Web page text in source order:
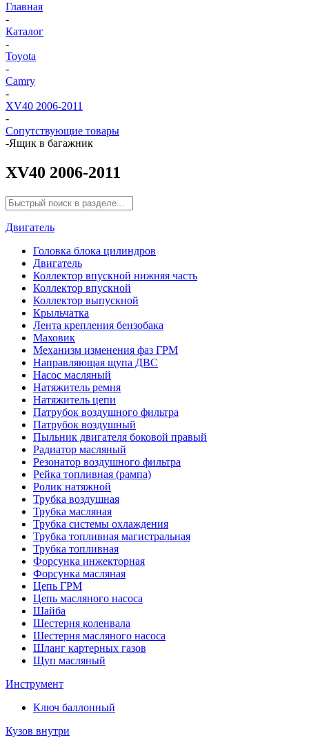
Главная
-
Каталог
-
Toyota
-
Camry
-
XV40 2006-2011
-
Сопутствующие товары
-Ящик в багажник
XV40 2006-2011
Двигатель
Головка блока цилиндров
Двигатель
Коллектор впускной нижняя часть
Коллектор впускной
Коллектор выпускной
Крыльчатка
Лента крепления бензобака
Маховик
Механизм изменения фаз ГРМ
Направляющая щупа ДВС
Насос масляный
Натяжитель ремня
Натяжитель цепи
Патрубок воздушного фильтра
Патрубок воздушный
Пыльник двигателя боковой правый
Радиатор масляный
Резонатор воздушного фильтра
Рейка топливная (рампа)
Ролик натяжной
Трубка воздушная
Трубка масляная
Трубка системы охлаждения
Трубка топливная магистральная
Трубка топливная
Форсунка инжекторная
Форсунка масляная
Цепь ГРМ
Цепь масляного насоса
Шайба
Шестерня коленвала
Шестерня масляного насоса
Шланг картерных газов
Щуп масляный
Инструмент
Ключ баллонный
Кузов внутри